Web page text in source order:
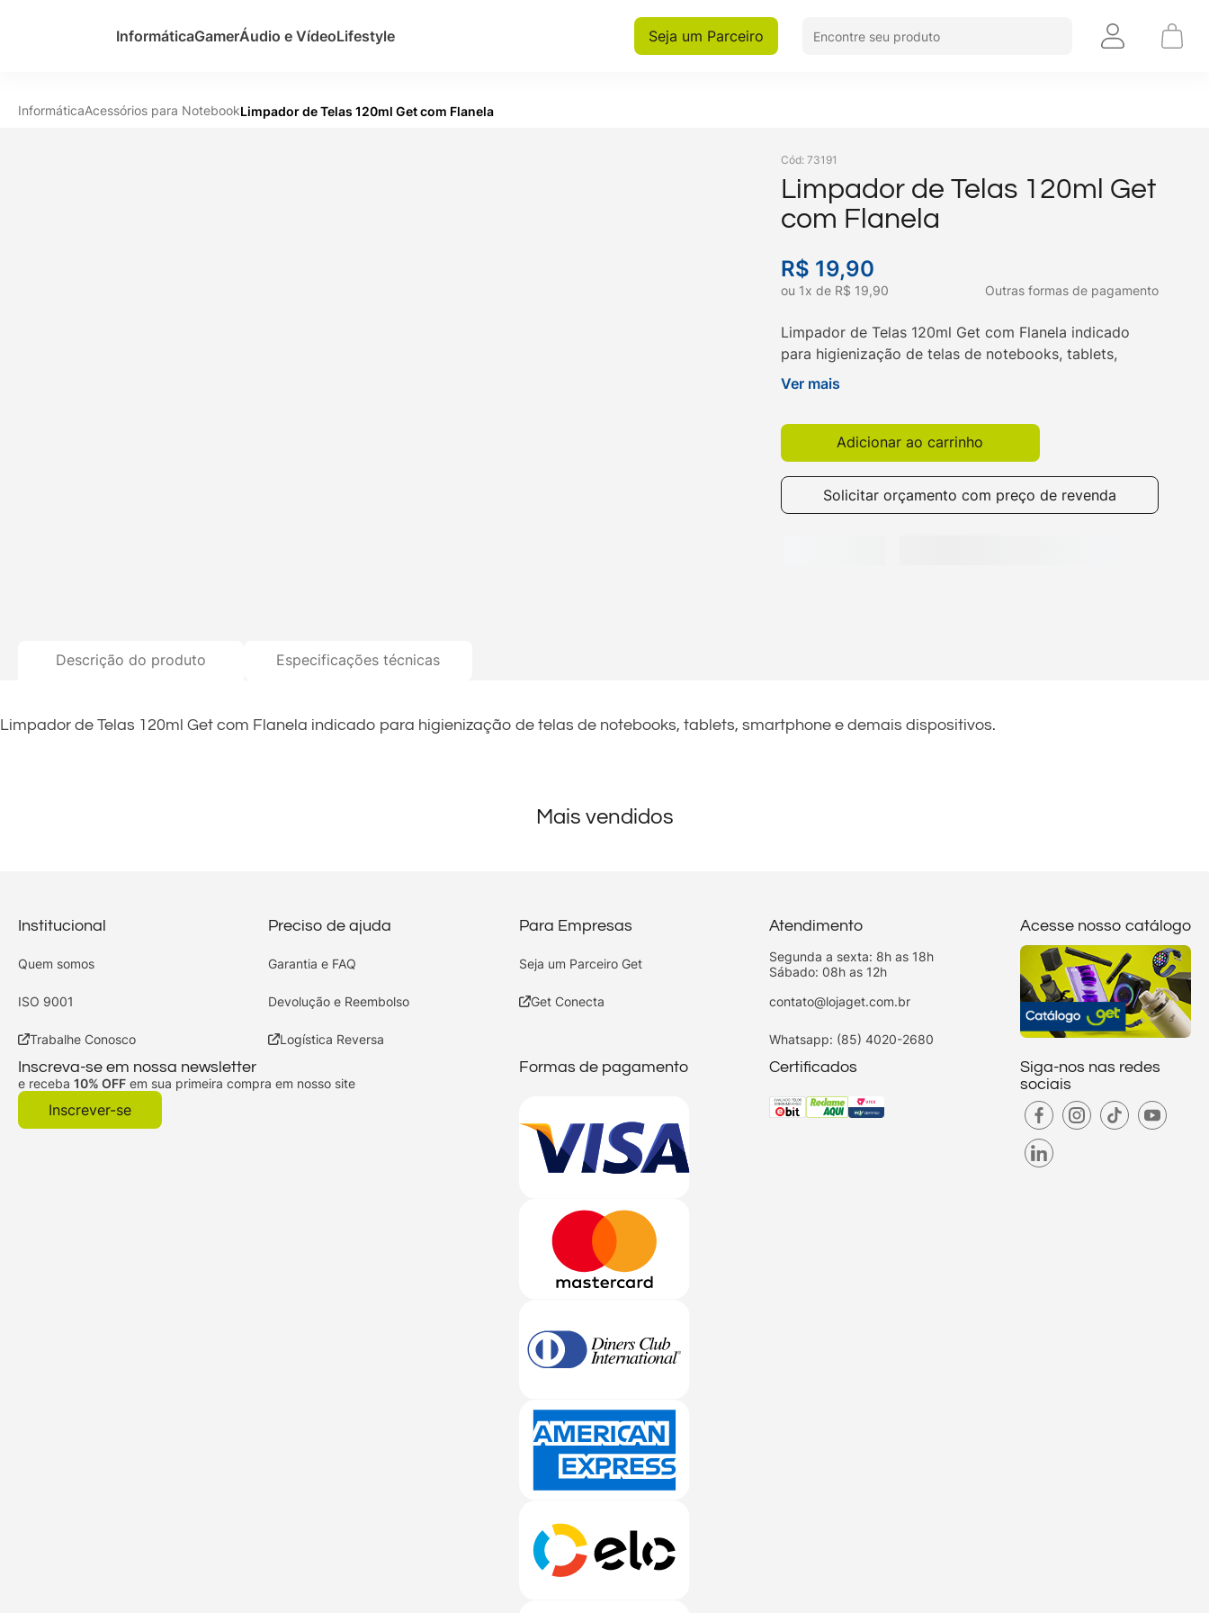
InformáticaGamerÁudio e VídeoLifestyle Seja um Parceiro Encontre seu produto
InformáticaAcessórios para NotebookLimpador de Telas 120ml Get com Flanela
Cód: 73191
Limpador de Telas 120ml Get
com Flanela
R$ 19,90
ou 1x de R$ 19,90 Outras formas de pagamento
Limpador de Telas 120ml Get com Flanela indicado
para higienização de telas de notebooks, tablets,
smartphone e demais dispositivos. Compre na Get!
Ver mais
Adicionar ao carrinho
Solicitar orçamento com preço de revenda
Descrição do produto Especificações técnicas
Limpador de Telas 120ml Get com Flanela indicado para higienização de telas de notebooks, tablets, smartphone e demais dispositivos.
Mais vendidos
Institucional
Quem somos
ISO 9001
Trabalhe Conosco
Preciso de ajuda
Garantia e FAQ
Devolução e Reembolso
Logística Reversa
Para Empresas
Seja um Parceiro Get
Get Conecta
Atendimento
Segunda a sexta: 8h as 18h
Sábado: 08h as 12h
contato@lojaget.com.br
Whatsapp: (85) 4020-2680
Acesse nosso catálogo
Inscreva-se em nossa newsletter
e receba 10% OFF em sua primeira compra em nosso site
Inscrever-se
Formas de pagamento Certificados
Siga-nos nas redes
sociais